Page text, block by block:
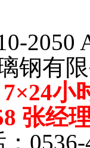
2050
钢有
7×24小
张